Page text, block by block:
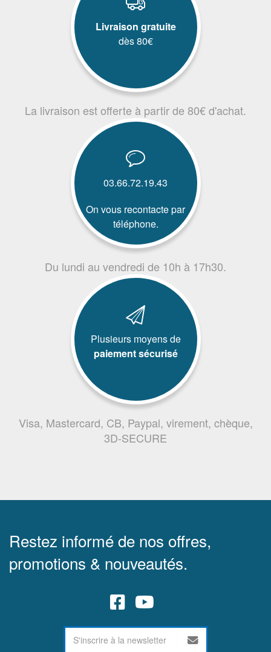
Livraison gratuite
dès 80€
La livraison est offerte à partir de 80€ d'achat.
03.66.72.19.43
On vous recontacte par
téléphone.
Du lundi au vendredi de 10h à 17h30.
Plusieurs moyens de
paiement sécurisé
Visa, Mastercard, CB, Paypal, virement, chèque,
3D-SECURE
Restez informé de nos offres,
promotions & nouveautés.